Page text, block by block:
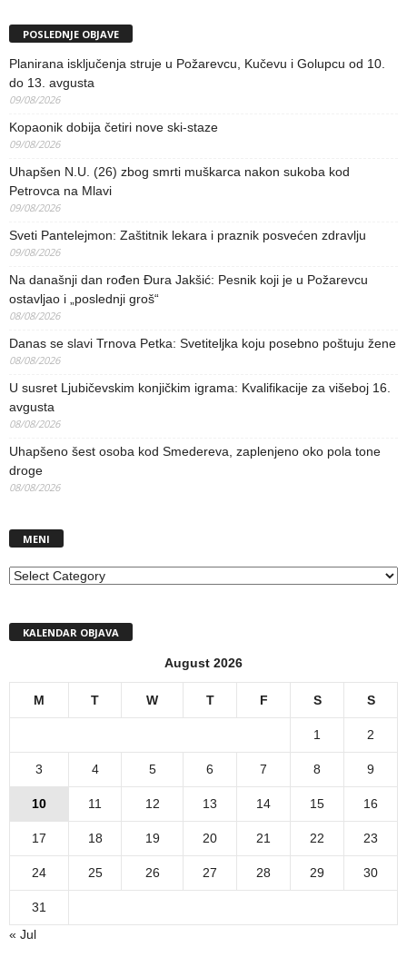
POSLEDNJE OBJAVE
Planirana isključenja struje u Požarevcu, Kučevu i Golupcu od 10.
do 13. avgusta
09/08/2026
Kopaonik dobija četiri nove ski-staze
09/08/2026
Uhapšen N.U. (26) zbog smrti muškarca nakon sukoba kod
Petrovca na Mlavi
09/08/2026
Sveti Pantelejmon: Zaštitnik lekara i praznik posvećen zdravlju
09/08/2026
Na današnji dan rođen Đura Jakšić: Pesnik koji je u Požarevcu
ostavljao i „poslednji groš“
08/08/2026
Danas se slavi Trnova Petka: Svetiteljka koju posebno poštuju žene
08/08/2026
U susret Ljubičevskim konjičkim igrama: Kvalifikacije za višeboj 16.
avgusta
08/08/2026
Uhapšeno šest osoba kod Smedereva, zaplenjeno oko pola tone
droge
08/08/2026
MENI
MENI
KALENDAR OBJAVA
August 2026
M T W T F S S
1 2
3 4 5 6 7 8 9
10 11 12 13 14 15 16
17 18 19 20 21 22 23
24 25 26 27 28 29 30
31
« Jul